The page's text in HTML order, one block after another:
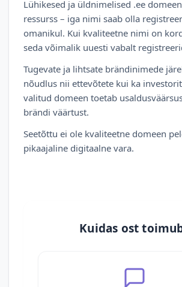
Lühikesed ja üldnimelised .ee
ressurss – iga nimi saab olla
omanikul. Kui kvaliteetne nimi on
seda võimalik uuesti vabalt
Tugevate ja lihtsate brändinimede
nõudlus nii ettevõtete kui ka
valitud domeen toetab
brändi väärtust.
Seetõttu ei ole kvaliteetne domeen
pikaajaline digitaalne vara.
Kuidas ost